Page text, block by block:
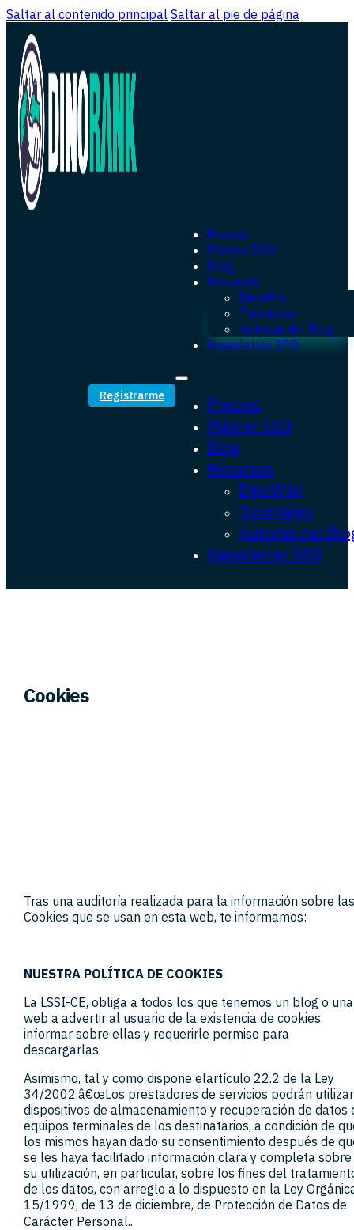
Saltar al contenido principal Saltar al pie de página
Precios
Máster SEO
Blog
Recursos
DinoWiki
Tutoriales
Autores del Blog
Newsletter SEO
Precios
Máster SEO
Blog
Recursos
DinoWiki
Tutoriales
Autores del
Newsletter SEO
Registrarme
Cookies
Tras una auditoría realizada para la información sobre
Cookies que se usan en esta web, te informamos:
NUESTRA POLÍTICA DE COOKIES
La LSSI-CE, obliga a todos los que tenemos un blog o una
web a advertir al usuario de la existencia de cookies,
informar sobre ellas y requerirle permiso para
descargarlas.
Asimismo, tal y como dispone elartículo 22.2 de la Ley
34/2002.â€œLos prestadores de servicios podrán utilizar
dispositivos de almacenamiento y recuperación de datos
equipos terminales de los destinatarios, a condición de
los mismos hayan dado su consentimiento después de
se les haya facilitado información clara y completa sobre
su utilización, en particular, sobre los fines del
de los datos, con arreglo a lo dispuesto en la Ley
15/1999, de 13 de diciembre, de Protección de Datos de
Carácter Personal..